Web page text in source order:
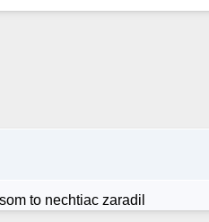
to nechtiac zaradil